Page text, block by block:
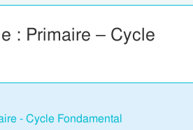
: Primaire – Cycle
- Cycle Fondamental